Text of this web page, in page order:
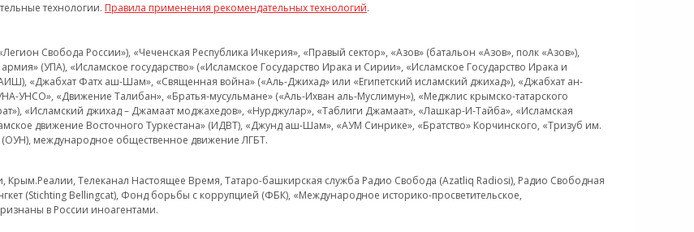
технологии. Правила применения рекомендательных технологий.
Свобода России»), «Чеченская Республика Ичкерия», «Правый сектор», «Азов» (батальон «Азов», полк «Азов»),
(УПА), «Исламское государство» («Исламское Государство Ирака и Сирии», «Исламское Государство Ирака и
«Джабхат Фатх аш-Шам», «Священная война» («Аль-Джихад» или «Египетский исламский джихад»), «Джабхат ан-
УНСО», «Движение Талибан», «Братья-мусульмане» («Аль-Ихван аль-Муслимун»), «Меджлис крымско-татарского
«Исламский джихад – Джамаат моджахедов», «Нурджулар», «Таблиги Джамаат», «Лашкар-И-Тайба», «Исламская
движение Восточного Туркестана» (ИДВТ), «Джунд аш-Шам», «АУМ Синрике», «Братство» Корчинского, «Тризуб им.
международное общественное движение ЛГБТ.
Крым.Реалии, Телеканал Настоящее Время, Татаро-башкирская служба Радио Свобода (Azatliq Radiosi), Радио Свободная
(Stichting Bellingcat), Фонд борьбы с коррупцией (ФБК), «Международное историко-просветительское,
в России иноагентами.